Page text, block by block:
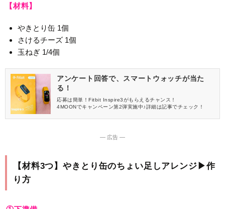
【材料】
やきとり缶 1個
さけるチーズ 1個
玉ねぎ 1/4個
アンケート回答で、スマートウォッチが当た
る！
応募は簡単！Fitbit Inspire3がもらえるチャンス！
4MOONでキャンペーン第2弾実施中♪詳細は記事でチェック！
― 広告 ―
【材料3つ】やきとり缶のちょい足しアレンジ▶作
り方